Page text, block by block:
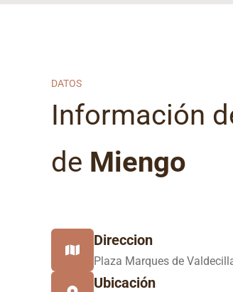
DATOS
Información
de Miengo
Direccion
Plaza Marques de
Ubicación